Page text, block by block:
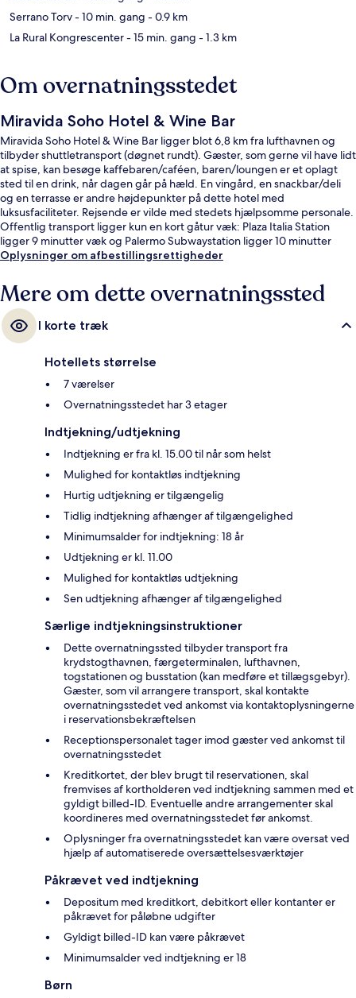
Serrano Torv- 10 min. gang - 0.9 km
La Rural Kongrescenter- 15 min. gang - 1.3 km
Om overnatningsstedet
Miravida Soho Hotel & Wine Bar
Miravida Soho Hotel & Wine Bar ligger blot 6,8 km fra lufthavnen og
tilbyder shuttletransport (døgnet rundt). Gæster, som gerne vil have lidt
at spise, kan besøge kaffebaren/caféen, baren/loungen er et oplagt
sted til en drink, når dagen går på hæld. En vingård, en snackbar/deli
og en terrasse er andre højdepunkter på dette hotel med
luksusfaciliteter. Rejsende er vilde med stedets hjælpsomme personale.
Offentlig transport ligger kun en kort gåtur væk: Plaza Italia Station
ligger 9 minutter væk og Palermo Subwaystation ligger 10 minutter
derfra.
Oplysninger om afbestillingsrettigheder
Mere om dette overnatningssted
I korte træk
Hotellets størrelse
7 værelser
Overnatningsstedet har 3 etager
Indtjekning/udtjekning
Indtjekning er fra kl. 15.00 til når som helst
Mulighed for kontaktløs indtjekning
Hurtig udtjekning er tilgængelig
Tidlig indtjekning afhænger af tilgængelighed
Minimumsalder for indtjekning: 18 år
Udtjekning er kl. 11.00
Mulighed for kontaktløs udtjekning
Sen udtjekning afhænger af tilgængelighed
Særlige indtjekningsinstruktioner
Dette overnatningssted tilbyder transport fra
krydstogthavnen, færgeterminalen, lufthavnen,
togstationen og busstation (kan medføre et tillægsgebyr).
Gæster, som vil arrangere transport, skal kontakte
overnatningsstedet ved ankomst via kontaktoplysningerne
i reservationsbekræftelsen
Receptionspersonalet tager imod gæster ved ankomst til
overnatningsstedet
Kreditkortet, der blev brugt til reservationen, skal
fremvises af kortholderen ved indtjekning sammen med et
gyldigt billed-ID. Eventuelle andre arrangementer skal
koordineres med overnatningsstedet før ankomst.
Oplysninger fra overnatningsstedet kan være oversat ved
hjælp af automatiserede oversættelsesværktøjer
Påkrævet ved indtjekning
Depositum med kreditkort, debitkort eller kontanter er
påkrævet for påløbne udgifter
Gyldigt billed-ID kan være påkrævet
Minimumsalder ved indtjekning er 18
Børn